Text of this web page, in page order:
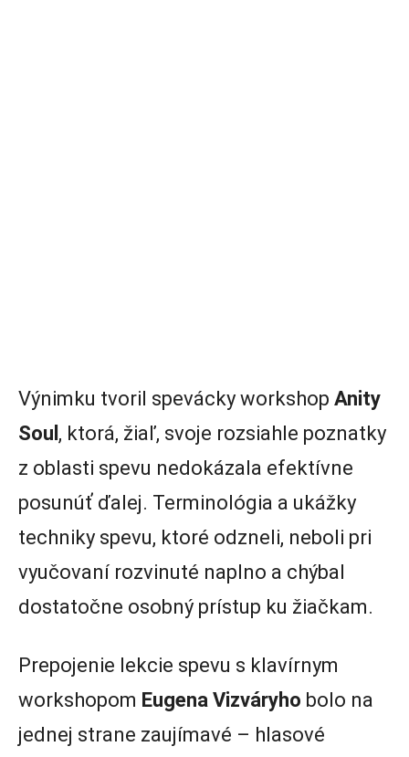
Výnimku tvoril spevácky workshop Anity
Soul , ktorá, žiaľ, svoje rozsiahle poznatky
z oblasti spevu nedokázala efektívne
posunúť ďalej. Terminológia a ukážky
techniky spevu, ktoré odzneli, neboli pri
vyučovaní rozvinuté naplno a chýbal
dostatočne osobný prístup ku žiačkam.
Prepojenie lekcie spevu s klavírnym
workshopom Eugena Vizváryho bolo na
jednej strane zaujímavé – hlasové